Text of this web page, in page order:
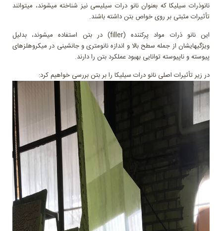
نانوذرات سیلیکا که بعنوان نانو درات سیلیسی نیز شناخته میشوند، میتوانند
تأثیرات مثبتی بر روی خواص بتن داشته باشند.
این نانو ذرات مواد پرکننده (filler) در بتن استفاده میشوند، بدلیل
ویژگیهایشان از جمله سطح بالا و اندازه نانومتری و جانشینی در میکروهلزهای
پیوسته و ناپیوسته توانایی بهبود عملکرد بتن را دارند.
در زیر تأثیرات اصلی نانو درات سیلیکا را بر بتن بررسی خواهیم کرد: